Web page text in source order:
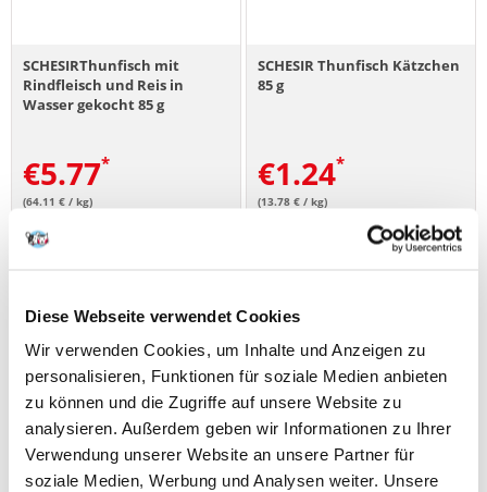
Diese Webseite verwendet Cookies
Wir verwenden Cookies, um Inhalte und Anzeigen zu
personalisieren, Funktionen für soziale Medien anbieten
zu können und die Zugriffe auf unsere Website zu
analysieren. Außerdem geben wir Informationen zu Ihrer
Verwendung unserer Website an unsere Partner für
soziale Medien, Werbung und Analysen weiter. Unsere
SCHESIRThunfisch mit
Rindfleisch und Reis in
Wasser gekocht 85 g
€5.77
(64.11 € / kg)
SCHESIR Thunfisch Kätzchen
85 g
€1.24
(13.78 € / kg)
IN DEN WARENKORB